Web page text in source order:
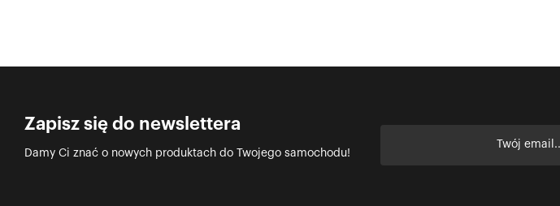
Zapisz się do newslettera
Damy Ci znać o nowych produktach do Twojego samochodu!